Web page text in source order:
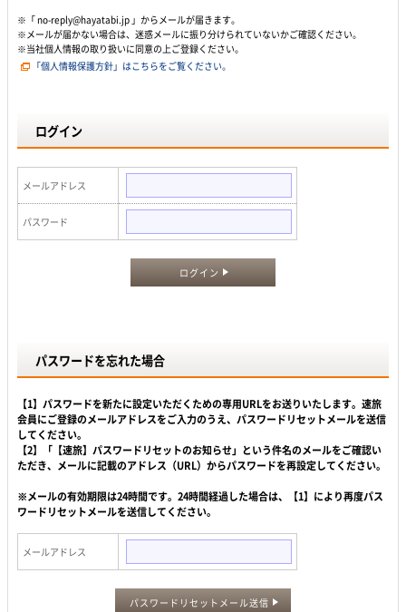
※「 no-reply@hayatabi.jp 」からメールが届きます。
※メールが届かない場合は、迷惑メールに振り分けられていないかご確認ください。
※当社個人情報の取り扱いに同意の上ご登録ください。
「個人情報保護方針」はこちらをご覧ください。
ログイン
メールアドレス
パスワード
ログイン
パスワードを忘れた場合
【1】パスワードを新たに設定いただくための専用URLをお送りいたします。速旅
会員にご登録のメールアドレスをご入力のうえ、パスワードリセットメールを送信
してください。
【2】「【速旅】パスワードリセットのお知らせ」という件名のメールをご確認い
ただき、メールに記載のアドレス（URL）からパスワードを再設定してください。
※メールの有効期限は24時間です。24時間経過した場合は、【1】により再度パス
ワードリセットメールを送信してください。
メールアドレス
パスワードリセットメール送信